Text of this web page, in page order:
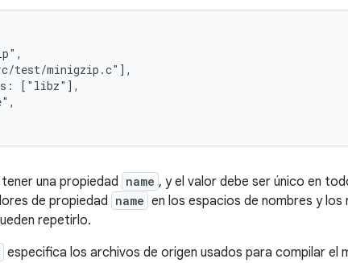
test/minigzip.c"],
["libz"],
una propiedad name , y el valor debe ser único en
de propiedad name en los espacios de nombres y
repetirlo.
especifica los archivos de origen usados para compilar el